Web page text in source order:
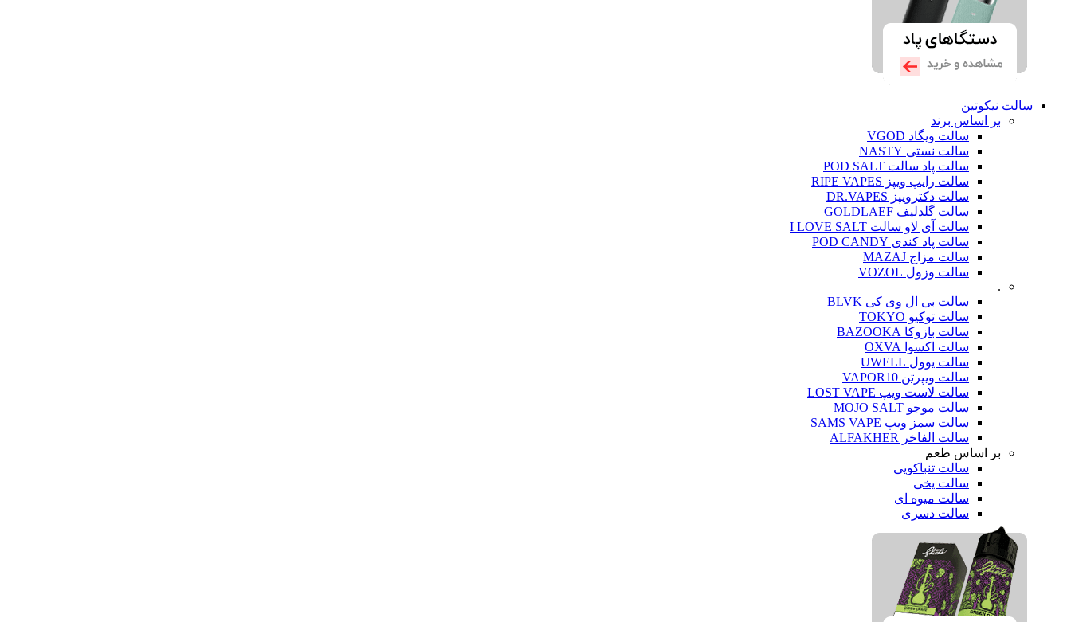
سالت نیکوتین
بر اساس برند
سالت ویگاد VGOD
سالت نستی NASTY
سالت پاد سالت POD SALT
سالت رایپ ویپز RIPE VAPES
سالت دکترویپز DR.VAPES
سالت گلدلیف GOLDLAEF
سالت آی لاو سالت I LOVE SALT
سالت پاد کندی POD CANDY
سالت مزاج MAZAJ
سالت وزول VOZOL
.
سالت بی ال وی کی BLVK
سالت توکیو TOKYO
سالت بازوکا BAZOOKA
سالت اکسوا OXVA
سالت یوول UWELL
سالت ویپرتن VAPOR10
سالت لاست ویپ LOST VAPE
سالت موجو MOJO SALT
سالت سمز ویپ SAMS VAPE
سالت الفاخر ALFAKHER
بر اساس طعم
سالت تنباکویی
سالت یخی
سالت میوه ای
سالت دسری